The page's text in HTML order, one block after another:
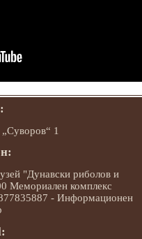
1
"Дунавски риболов и
Мемориален комплекс
- Информационен